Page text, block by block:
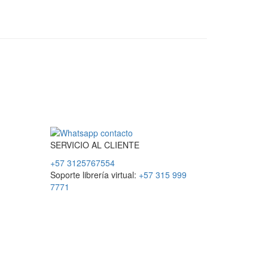
SERVICIOAL CLIENTE
+57 3125767554
Soporte librería virtual: +57 315 999
7771